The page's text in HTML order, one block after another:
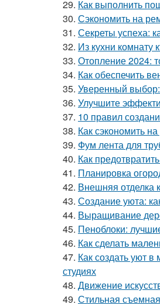
29. Как выполнить
30. Сэкономить на
31. Секреты успеха:
32. Из кухни комнату
33. Отопление 2024:
34. Как обеспечить
35. Уверенный
36. Улучшите
37. 10 правил
38. Как сэкономить
39. Фум лента для
40. Как
41. Планировка
42. Внешняя отделка
43. Создание уюта:
44. Выращивание
45. Пеноблоки:
46. Как сделать
47. Как создать уют
студиях
48. Движение
49. Стильная